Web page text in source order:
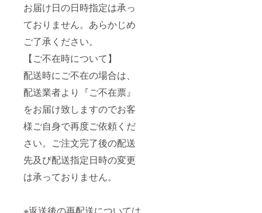
お届け日の日時指定は承っ
ておりません。あらかじめ
ご了承ください。
【ご不在時について】
配送時にご不在の場合は、
配送業者より『ご不在票』
をお届け致しますのでお客
様ご自身で再度ご依頼くだ
さい。ご注文完了後の配送
先及び配送指定日時の変更
は承っておりません。